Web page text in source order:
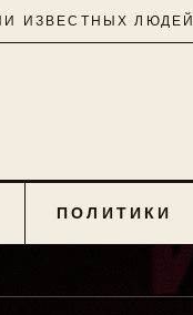
ИЗВЕСТНЫХ ЛЮДЕЙ
ПОЛИТИКИ